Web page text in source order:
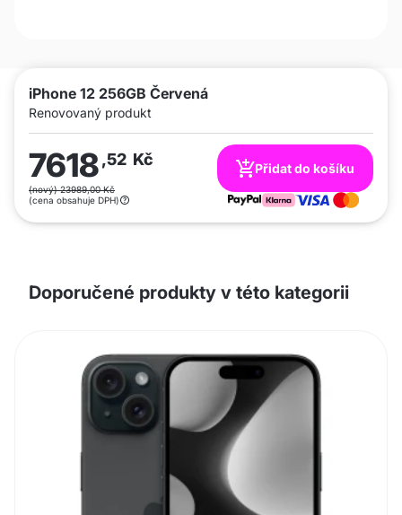
iPhone 12 256GB Červená
Renovovaný produkt
7618,52 Kč
(nový) 23989,00 Kč
(cena obsahuje DPH)
Přidat do košíku
Doporučené produkty v této kategorii